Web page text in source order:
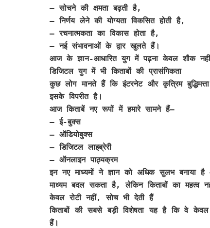
– सोचने की क्षमता बढ़ती है,
– निर्णय लेने की योग्यता विकसित होती है,
– रचनात्मकता का विकास होता है,
– नई संभावनाओं के द्वार खुलते हैं।
आज के ज्ञान-आधारित युग में पढ़ना केवल शौक
डिजिटल युग में भी किताबों की प्रासंगिकता
कुछ लोग मानते हैं कि इंटरनेट और कृत्रिम
इसके विपरीत है।
आज किताबें नए रूपों में हमारे सामने हैं—
– ई-बुक्स
– ऑडियोबुक्स
– डिजिटल लाइब्रेरी
– ऑनलाइन पाठ्यक्रम
इन नए माध्यमों ने ज्ञान को अधिक सुलभ बनाया
माध्यम बदल सकता है, लेकिन किताबों का महत्व
केवल रोटी नहीं, सोच भी देती हैं
किताबों की सबसे बड़ी विशेषता यह है कि वे केवल
हैं।